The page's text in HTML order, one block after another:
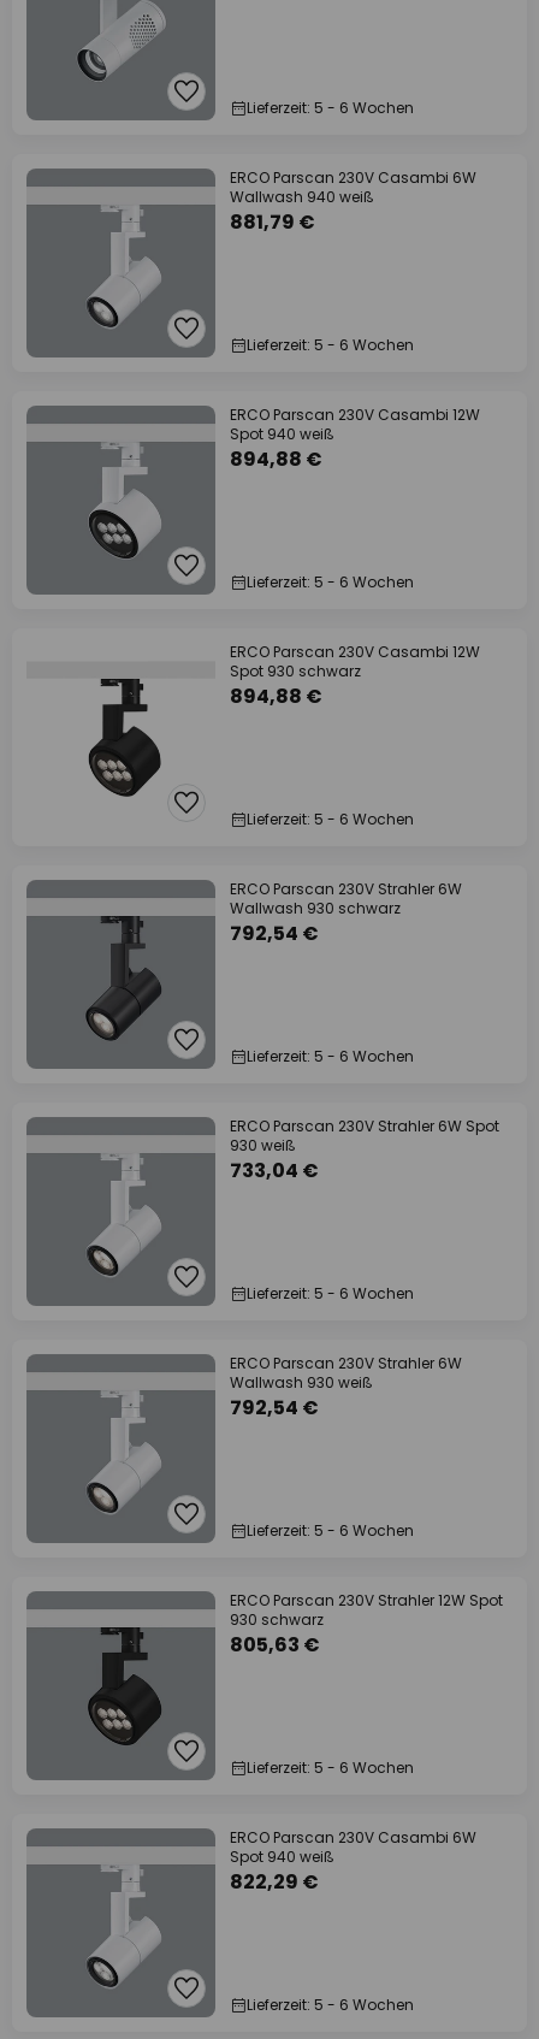
Lieferzeit: 5 - 6 Wochen
ERCO Parscan 230V Casambi 6W
Wallwash 940 weiß
881,79 €
Lieferzeit: 5 - 6 Wochen
ERCO Parscan 230V Casambi 12W
Spot 940 weiß
894,88 €
Lieferzeit: 5 - 6 Wochen
ERCO Parscan 230V Casambi 12W
Spot 930 schwarz
894,88 €
Lieferzeit: 5 - 6 Wochen
ERCO Parscan 230V Strahler 6W
Wallwash 930 schwarz
792,54 €
Lieferzeit: 5 - 6 Wochen
ERCO Parscan 230V Strahler 6W Spot
930 weiß
733,04 €
Lieferzeit: 5 - 6 Wochen
ERCO Parscan 230V Strahler 6W
Wallwash 930 weiß
792,54 €
Lieferzeit: 5 - 6 Wochen
ERCO Parscan 230V Strahler 12W Spot
930 schwarz
805,63 €
Lieferzeit: 5 - 6 Wochen
ERCO Parscan 230V Casambi 6W
Spot 940 weiß
822,29 €
Lieferzeit: 5 - 6 Wochen